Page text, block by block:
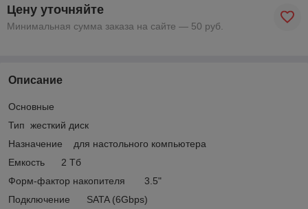
Цену уточняйте
Минимальная сумма заказа на сайте — 50 руб.
Описание
Основные
Тип жесткий диск
Назначение для настольного компьютера
Емкость 2 Тб
Форм-фактор накопителя 3.5"
Подключение SATA (6Gbps)